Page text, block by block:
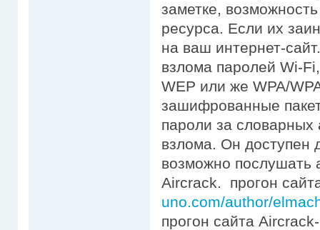
заметке,
ресурса. Если их
на ваш интернет-
взлома паролей Wi-
WEP или же WPA/
зашифрованные
пароли за словарных
взлома. Он доступен
возможно послушать
Aircrack. прогон
uno.com/author/
прогон сайта